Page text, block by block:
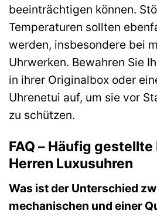
beeinträchtigen können.
Temperaturen sollten
werden, insbesondere bei
Uhrwerken. Bewahren Sie
in ihrer Originalbox oder
Uhrenetui auf, um sie vor
zu schützen.
FAQ – Häufig gestellte
Herren Luxusuhren
Was ist der Unterschied
mechanischen und einer